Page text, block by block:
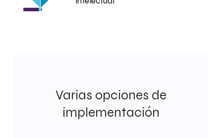
Varias opciones de
implementación